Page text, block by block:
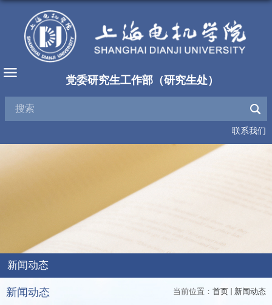
党委研究生工作部（研究生处）
联系我们
新闻动态
当前位置： 首页 新闻动态
新闻动态